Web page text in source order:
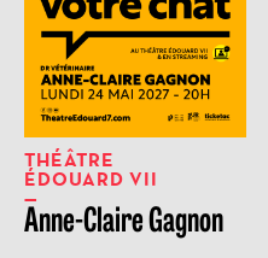
THÉÂTRE
ÉDOUARD VII
Anne-Claire Gagnon